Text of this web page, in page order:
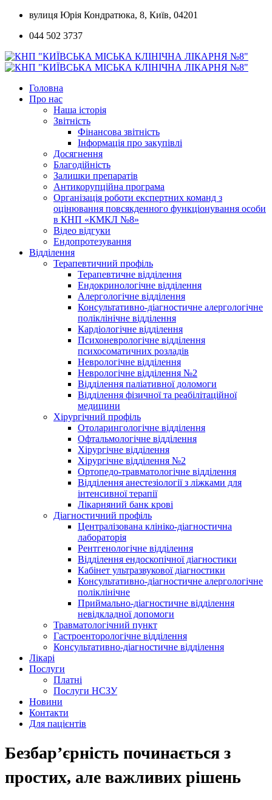
Skip
content
вулиця Юрія Кондратюка, 8, Київ, 04201
044 502 3737
Головна
Про нас
Наша історія
Звітність
Фінансова звітність
Інформація про закупівлі
Досягнення
Благодійність
Залишки препаратів
Антикорупційна програма
Організація роботи експертних команд з
оцінювання повсякденного функціонування особи
в КНП «КМКЛ №8»
Відео відгуки
Ендопротезування
Відділення
Терапевтичний профіль
Терапевтичне відділення
Ендокринологічне відділення
Алергологічне відділення
Консультативно-діагностичне алергологічне
поліклінічне відділення
Кардіологічне відділення
Психоневрологічне відділення
психосоматичних розладів
Неврологічне відділення
Неврологічне відділення №2
Відділення паліативної доломоги
Відділення фізичної та реабілітаційної
медицини
Хірургічний профіль
Отоларингологічне відділення
Офтальмологічне відділення
Хірургічне відділення
Хірургічне відділення №2
Ортопедо-травматологічне відділення
Відділення анестезіології з ліжками для
інтенсивної терапії
Лікарняний банк крові
Діагностичний профіль
Централізована клініко-діагностична
лабораторія
Рентгенологічне відділення
Відділення ендоскопічної діагностики
Кабінет ультразвукової діагностики
Консультативно-діагностичне алергологічне
поліклінічне
Приймально-діагностичне відділення
невідкладної допомоги
Травматологічний пункт
Гастроенторологічне відділення
Консультативно-діагностичне відділення
Лікарі
Послуги
Платні
Послуги НСЗУ
Новини
Контакти
Для пацієнтів
Безбар’єрність починається з
простих, але важливих рішень